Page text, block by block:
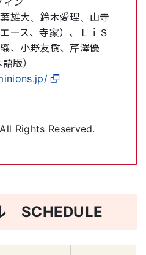
雄大、鈴木愛理、山寺
ース、寺家）、ＬｉＳ
、小野友樹、芹澤優
版）
Rights Reserved.
SCHEDULE